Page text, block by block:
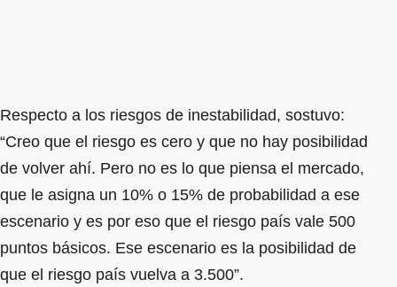
Respecto a los riesgos de inestabilidad, sostuvo:
“Creo que el riesgo es cero y que no hay posibilidad
de volver ahí. Pero no es lo que piensa el mercado,
que le asigna un 10% o 15% de probabilidad a ese
escenario y es por eso que el riesgo país vale 500
puntos básicos. Ese escenario es la posibilidad de
que el riesgo país vuelva a 3.500”.